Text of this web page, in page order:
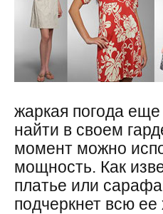
жаркая погода
найти в своем
момент можно
мощность. Как
платье или
подчеркнет всю